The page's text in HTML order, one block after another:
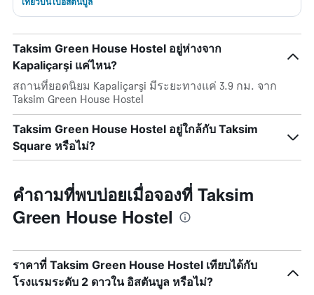
Taksim Green House Hostel อยู่ห่างจาก
Kapaliçarşi แค่ไหน?
สถานที่ยอดนิยม Kapaliçarşi มีระยะทางแค่ 3.9 กม. จาก
Taksim Green House Hostel
Taksim Green House Hostel อยู่ใกล้กับ Taksim
Square หรือไม่?
คำถามที่พบบ่อยเมื่อจองที่ Taksim
Green House Hostel
ราคาที่ Taksim Green House Hostel เทียบได้กับ
โรงแรมระดับ 2 ดาวใน อิสตันบูล หรือไม่?